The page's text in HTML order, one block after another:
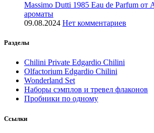
Massimo Dutti 1985 Eau de Parfum
ароматы
09.08.2024 Нет комментариев
Разделы
Chilini Private Edgardio Chilini
Olfactorium Edgardio Chilini
Wonderland Set
Наборы сэмплов и тревел флаконов
Пробники по одному
Ссылки